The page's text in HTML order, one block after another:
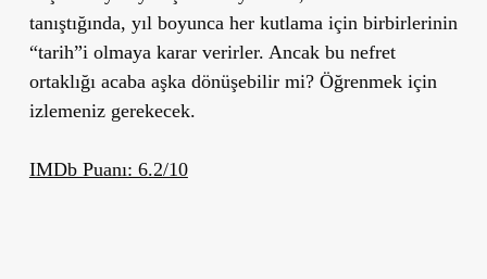
tanıştığında, yıl boyunca her kutlama için birbirlerinin
“tarih”i olmaya karar verirler. Ancak bu nefret
ortaklığı acaba aşka dönüşebilir mi? Öğrenmek için
izlemeniz gerekecek.
IMDb Puanı: 6.2/10